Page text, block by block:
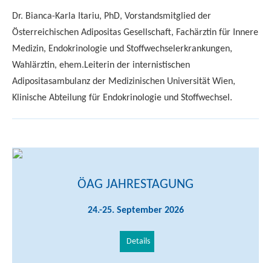
Dr. Bianca-Karla Itariu, PhD, Vorstandsmitglied der
Österreichischen Adipositas Gesellschaft, Fachärztin für Innere
Medizin, Endokrinologie und Stoffwechselerkrankungen,
Wahlärztin, ehem.Leiterin der internistischen
Adipositasambulanz der Medizinischen Universität Wien,
Klinische Abteilung für Endokrinologie und Stoffwechsel.
ÖAG JAHRESTAGUNG
24.-25. September 2026
Details